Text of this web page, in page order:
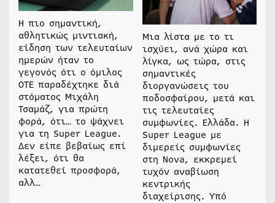
Η πιο σημαντική,
αθλητικώς μιντιακή,
είδηση των τελευταίων
ημερών ήταν το
γεγονός ότι ο όμιλος
ΟΤΕ παραδέχτηκε διά
στόματος Μιχάλη
Τσαμάζ, για πρώτη
φορά, ότι… το ψάχνει
για τη Super League.
Δεν είπε βεβαίως επί
λέξει, ότι θα
κατατεθεί προσφορά,
αλλ…
Μια λίστα με το τι
ισχύει, ανά χώρα και
λίγκα, ως τώρα, στις
σημαντικές
διοργανώσεις του
ποδοσφαίρου, μετά και
τις τελευταίες
συμφωνίες. Ελλάδα. Η
Super League με
διμερείς συμφωνίες
στη Nova, εκκρεμεί
τυχόν αναβίωση
κεντρικής
διαχείρισης. Υπό